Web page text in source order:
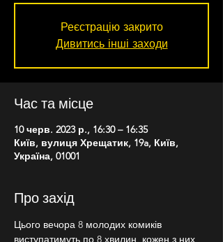
Реєстрацію закрито
Дивитись інші заходи
Час та місце
10 черв. 2023 р., 16:30 – 16:35
Київ, вулиця Хрещатик, 19a, Київ,
Україна, 01001
Про захід
Цього вечора 8 молодих комиків
виступатимуть по 8 хвилин, кожен з них